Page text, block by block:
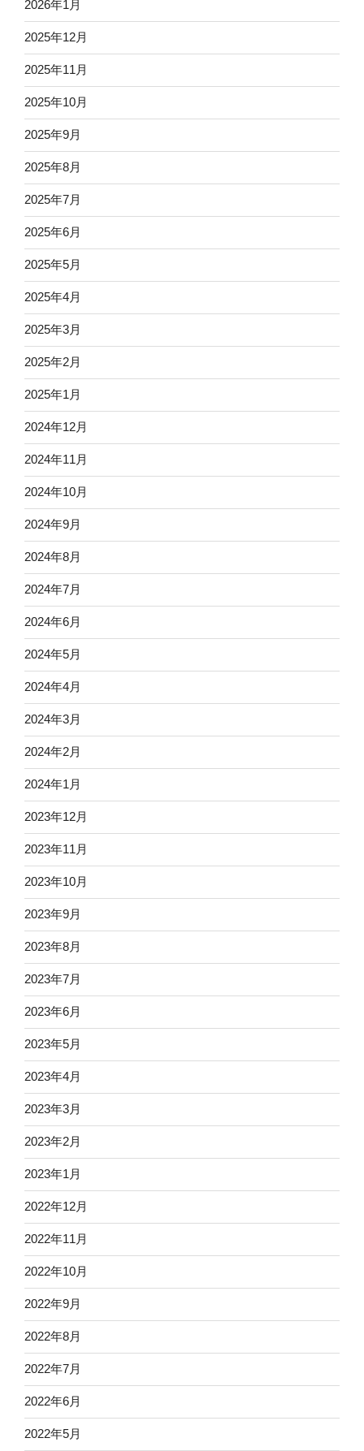
2026年1月
2025年12月
2025年11月
2025年10月
2025年9月
2025年8月
2025年7月
2025年6月
2025年5月
2025年4月
2025年3月
2025年2月
2025年1月
2024年12月
2024年11月
2024年10月
2024年9月
2024年8月
2024年7月
2024年6月
2024年5月
2024年4月
2024年3月
2024年2月
2024年1月
2023年12月
2023年11月
2023年10月
2023年9月
2023年8月
2023年7月
2023年6月
2023年5月
2023年4月
2023年3月
2023年2月
2023年1月
2022年12月
2022年11月
2022年10月
2022年9月
2022年8月
2022年7月
2022年6月
2022年5月